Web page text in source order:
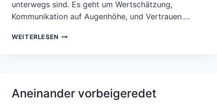
unterwegs sind. Es geht um Wertschätzung,
Kommunikation auf Augenhöhe, und Vertrauen….
WEITERLESEN JE
KLAPPT
Aneinander vorbeigeredet